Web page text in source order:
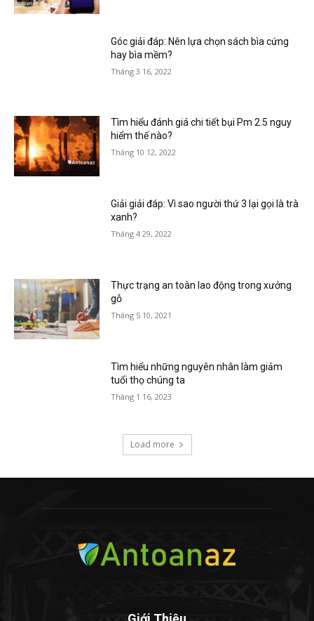
Góc giải đáp: Nên lựa chọn sách bìa cứng
hay bìa mềm?
Tháng 3 16, 2022
Tìm hiểu đánh giá chi tiết bụi Pm 2.5 nguy
hiểm thế nào?
Tháng 10 12, 2022
Giải giải đáp: Vì sao người thứ 3 lại gọi là trà
xanh?
Tháng 4 29, 2022
Thực trạng an toàn lao động trong xưởng
gỗ
Tháng 5 10, 2021
Tìm hiểu những nguyên nhân làm giảm
tuổi thọ chúng ta
Tháng 1 16, 2023
Load more